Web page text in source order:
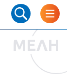
ΜΕΛΗ